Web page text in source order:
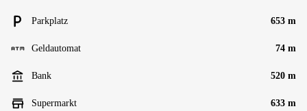
Parkplatz 653 m
Geldautomat 74 m
Bank 520 m
Supermarkt 633 m